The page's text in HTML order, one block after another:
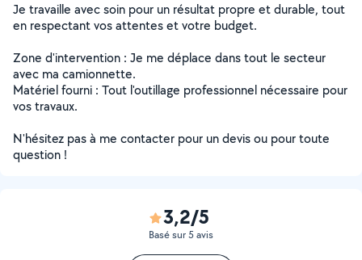
Je travaille avec soin pour un résultat propre et durable, tout
en respectant vos attentes et votre budget.
Zone d'intervention : Je me déplace dans tout le secteur
avec ma camionnette.
Matériel fourni : Tout l'outillage professionnel nécessaire pour
vos travaux.
N'hésitez pas à me contacter pour un devis ou pour toute
question !
3,2/5
Basé sur 5 avis